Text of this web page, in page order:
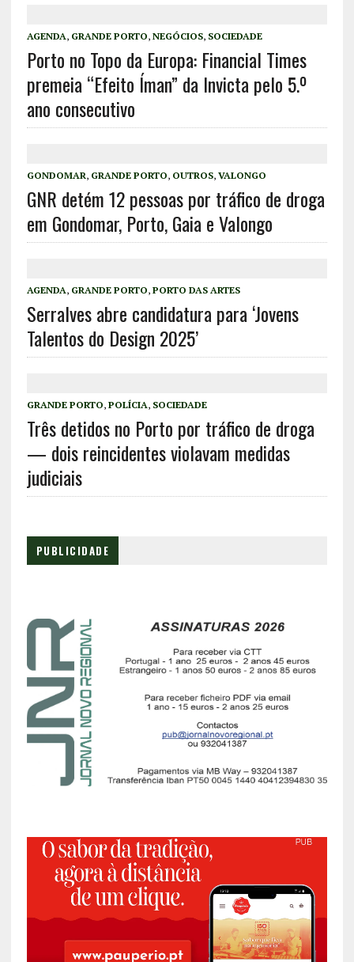
AGENDA, GRANDE PORTO, NEGÓCIOS, SOCIEDADE
Porto no Topo da Europa: Financial Times
premeia “Efeito Íman” da Invicta pelo 5.º
ano consecutivo
GONDOMAR, GRANDE PORTO, OUTROS, VALONGO
GNR detém 12 pessoas por tráfico de droga
em Gondomar, Porto, Gaia e Valongo
AGENDA, GRANDE PORTO, PORTO DAS ARTES
Serralves abre candidatura para ‘Jovens
Talentos do Design 2025’
GRANDE PORTO, POLÍCIA, SOCIEDADE
Três detidos no Porto por tráfico de droga
— dois reincidentes violavam medidas
judiciais
PUBLICIDADE